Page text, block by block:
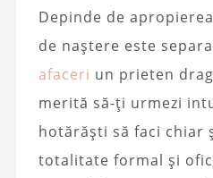
Depinde de
de naștere este
afaceri un prieten
merită să-ți urmezi
hotărăști să faci chiar
totalitate formal și